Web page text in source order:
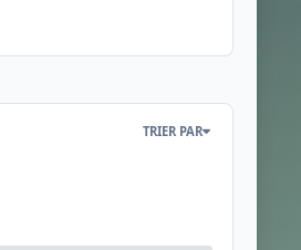
TRIER PAR